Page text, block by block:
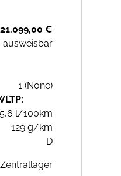
21.099,00 €
ausweisbar
1 (None)
5,6 l/100km
129 g/km
D
Zentrallager